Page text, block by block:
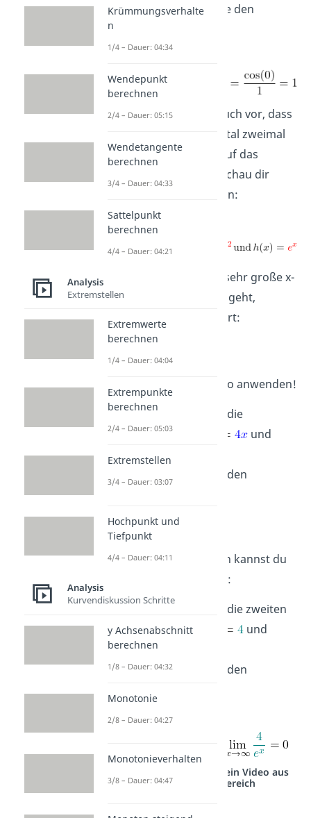
Schritt 2: Bestimmte den
Manchmal kommt es auch vor, dass
du den Satz von l’Hospital zweimal
anwenden musst, um auf das
Ergebnis zu kommen. Schau dir
auch dazu ein Beispiel an:
Weil die e-Funktion für sehr große x-
Werte gegen unendlich geht,
erhältst du als Grenzwert:
Du kannst l’Hospital also anwenden!
Schritt 1
: Berechne die
Ableitungen:
und
: Berechne den
Durch erneutes Ableiten kannst du
das Problem aber lösen:
: Berechne die zweiten
Ableitungen:
und
Schritt 2: Berechne den
Studyflix vernetzt: Hier ein Video aus
einem anderen Bereich
Krümmungsverhalte
n
1/4 – Dauer: 04:34
Wendepunkt
berechnen
2/4 – Dauer: 05:15
Wendetangente
berechnen
3/4 – Dauer: 04:33
Sattelpunkt
berechnen
4/4 – Dauer: 04:21
Analysis
Extremstellen
Extremwerte
berechnen
1/4 – Dauer: 04:04
Extrempunkte
berechnen
2/4 – Dauer: 05:03
Extremstellen
3/4 – Dauer: 03:07
Hochpunkt und
Tiefpunkt
4/4 – Dauer: 04:11
Analysis
Kurvendiskussion Schritte
y Achsenabschnitt
berechnen
1/8 – Dauer: 04:32
Monotonie
2/8 – Dauer: 04:27
Monotonieverhalten
3/8 – Dauer: 04:47